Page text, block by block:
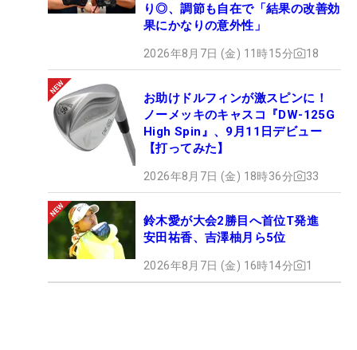
り◎、調節も自在で「結果の改善効
果にかなりの意外性」
2026年8月7日 (金) 11時15分 18
お助けドルフィンが激スピンに！
ノーメッキのキャスコ『DW-125G
High Spin』、9月11日デビュー
【打ってみた】
2026年8月7日 (金) 18時36分 33
鈴木愛が大会2勝目へ首位T発進
安田祐香、吉澤柚月ら5位
2026年8月7日 (金) 16時14分 1